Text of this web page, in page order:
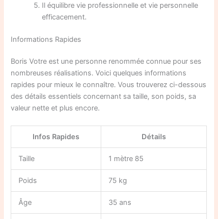
Il équilibre vie professionnelle et vie personnelle
efficacement.
Informations Rapides
Boris Votre est une personne renommée connue pour ses
nombreuses réalisations. Voici quelques informations
rapides pour mieux le connaître. Vous trouverez ci-dessous
des détails essentiels concernant sa taille, son poids, sa
valeur nette et plus encore.
Infos Rapides Détails
Taille 1 mètre 85
Poids 75 kg
Âge 35 ans